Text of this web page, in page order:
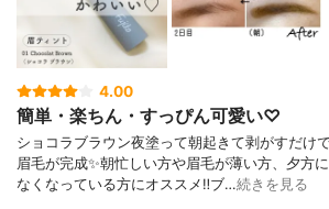
4.00
簡単・楽ちん・すっぴん可愛い♡
ショコラブラウン夜塗って朝起きて剥がすだけ
眉毛が完成✨朝忙しい方や眉毛が薄い方、夕方
なくなっている方にオススメ‼︎ブ…続きを見る